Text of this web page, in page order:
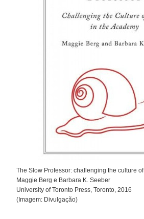
The Slow Professor: challenging the culture
Maggie Berg e Barbara K. Seeber
University of Toronto Press, Toronto, 2016
(Imagem: Divulgação)